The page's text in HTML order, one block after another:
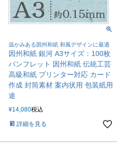
温かみある因州和紙 和風デザインに最適
因州和紙 銀河 A3サイズ：100枚
パンフレット 因州和紙 伝統工芸
高級和紙 プリンター対応 カード
作成 封筒素材 案内状用 包装紙用
途
¥14,080税込
詳細を見る